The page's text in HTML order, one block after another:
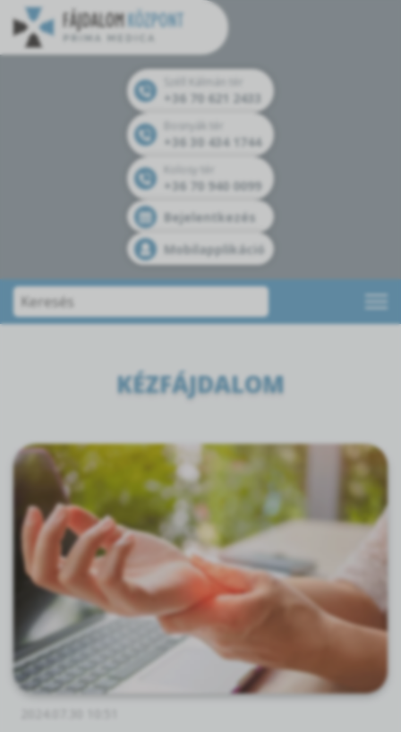
+36 70 621 2433
+36 30 434 1744
+36 70 940 0099
Bejelentkezés
Mobilapplikáció
KÉZFÁJDALOM